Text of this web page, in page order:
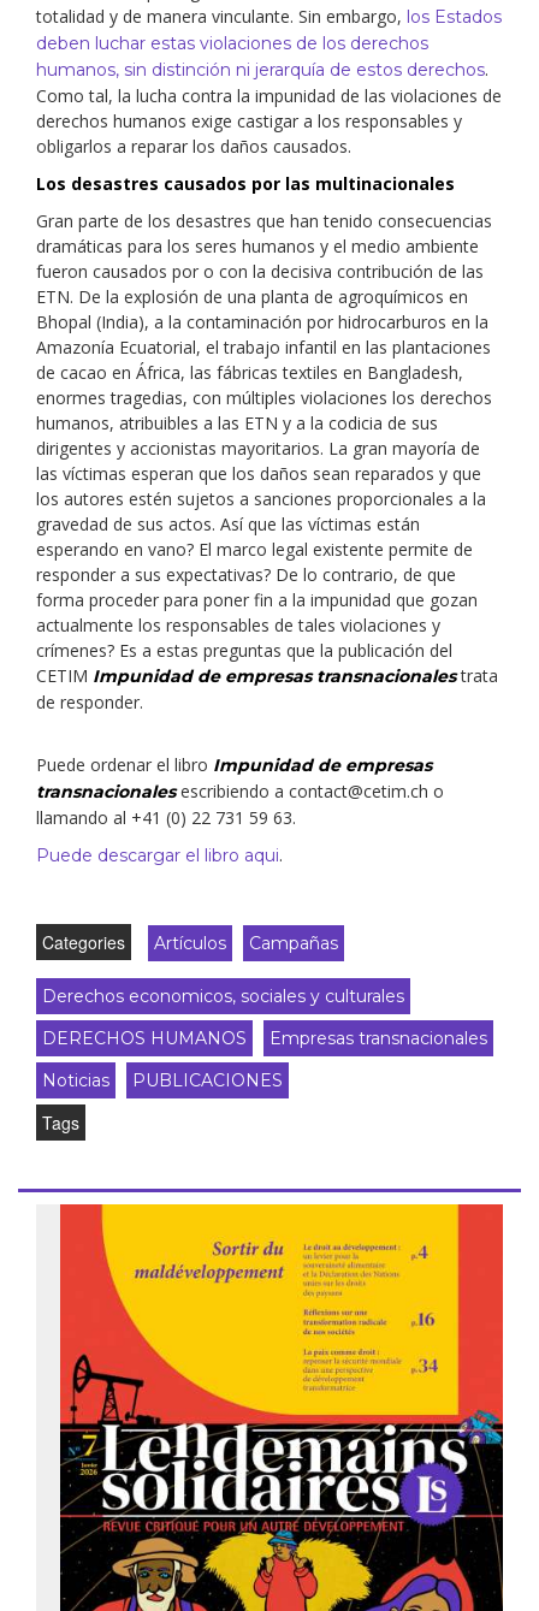
totalidad y de manera vinculante. Sin embargo, los Estados
deben luchar estas violaciones de los derechos
humanos, sin distinción ni jerarquía de estos derechos.
Como tal, la lucha contra la impunidad de las violaciones de
derechos humanos exige castigar a los responsables y
obligarlos a reparar los daños causados.
Los desastres causados por las multinacionales
Gran parte de los desastres que han tenido consecuencias
dramáticas para los seres humanos y el medio ambiente
fueron causados por o con la decisiva contribución de las
ETN. De la explosión de una planta de agroquímicos en
Bhopal (India), a la contaminación por hidrocarburos en la
Amazonía Ecuatorial, el trabajo infantil en las plantaciones
de cacao en África, las fábricas textiles en Bangladesh,
enormes tragedias, con múltiples violaciones los derechos
humanos, atribuibles a las ETN y a la codicia de sus
dirigentes y accionistas mayoritarios. La gran mayoría de
las víctimas esperan que los daños sean reparados y que
los autores estén sujetos a sanciones proporcionales a la
gravedad de sus actos. Así que las víctimas están
esperando en vano? El marco legal existente permite de
responder a sus expectativas? De lo contrario, de que
forma proceder para poner fin a la impunidad que gozan
actualmente los responsables de tales violaciones y
crímenes? Es a estas preguntas que la publicación del
CETIM Impunidad de empresas transnacionalestrata
de responder.
Puede ordenar el libro Impunidad de empresas
transnacionalesescribiendo a contact@cetim.ch o
llamando al +41 (0) 22 731 59 63.
Puede descargar el libro aqui.
Categories Artículos Campañas
Derechos economicos, sociales y culturales
DERECHOS HUMANOS
Empresas transnacionales
Noticias
PUBLICACIONES
Tags